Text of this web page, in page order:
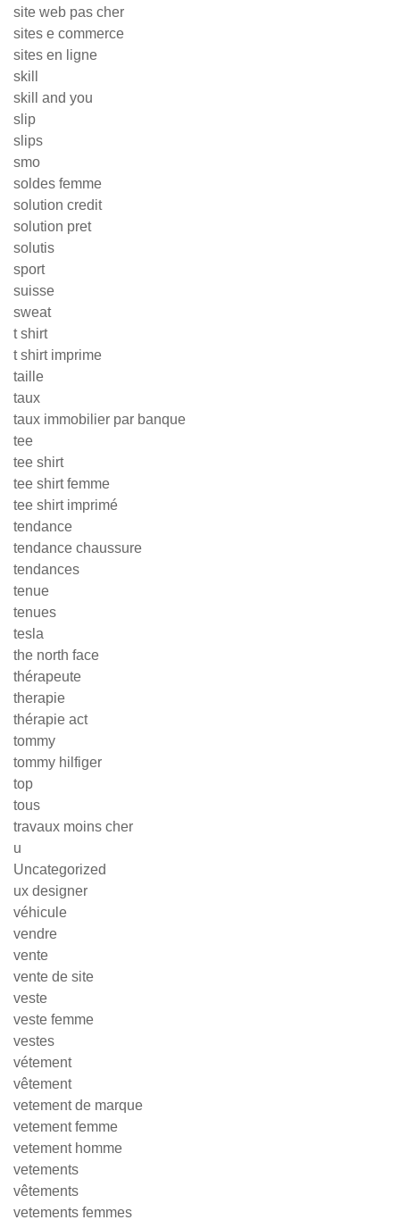
site web pas cher
sites e commerce
sites en ligne
skill
skill and you
slip
slips
smo
soldes femme
solution credit
solution pret
solutis
sport
suisse
sweat
t shirt
t shirt imprime
taille
taux
taux immobilier par banque
tee
tee shirt
tee shirt femme
tee shirt imprimé
tendance
tendance chaussure
tendances
tenue
tenues
tesla
the north face
thérapeute
therapie
thérapie act
tommy
tommy hilfiger
top
tous
travaux moins cher
u
Uncategorized
ux designer
véhicule
vendre
vente
vente de site
veste
veste femme
vestes
vétement
vêtement
vetement de marque
vetement femme
vetement homme
vetements
vêtements
vetements femmes